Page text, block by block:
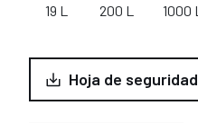
19 L 200 L 1000 L
Hoja de seguridad